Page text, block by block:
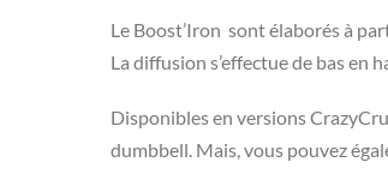
Le Boost’Iron sont élaborés à
La diffusion s’effectue de bas en
Disponibles en versions
dumbbell. Mais, vous pouvez